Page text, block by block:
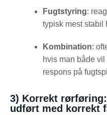
Fugtstyring:
typisk mest stabil
Kombination:
hvis man både
respons på
3) Korrekt
udført med korrekt